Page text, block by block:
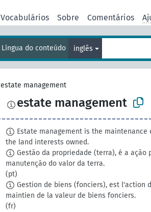
Vocabulários Sobre Comentários
Língua do conteúdo inglês
estate management
estate management
Estate management is the
the land interests owned.
Gestão da propriedade (terra), é a ação
manutenção do valor da terra.
(pt)
Gestion de biens (fonciers), est l'action
maintien de la valeur de biens fonciers.
(fr)